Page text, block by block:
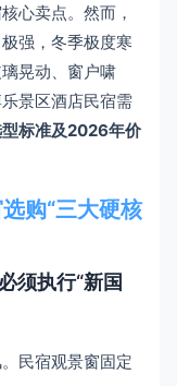
心卖点。然而，
强，冬季极度寒
晃动、窗户啸
景区酒店民宿需
标准及2026年价
购“三大硬核
须执行“新国
民宿观景窗固定